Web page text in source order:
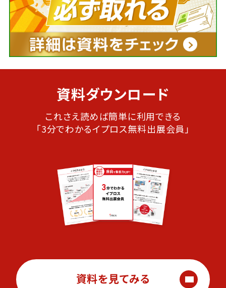
資料ダウンロード
これさえ読めば簡単に利用できる
「3分でわかるイプロス無料出展会員」
資料を見てみる